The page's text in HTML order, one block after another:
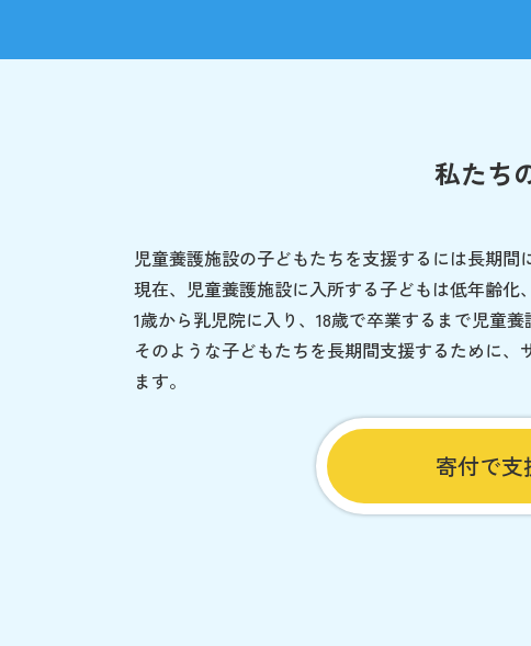
私たち
児童養護施設の子どもたちを支援するには長期間
現在、児童養護施設に入所する子どもは低年齢化
1歳から乳児院に入り、18歳で卒業するまで児童
そのような子どもたちを長期間支援するために
ます。
寄付で支